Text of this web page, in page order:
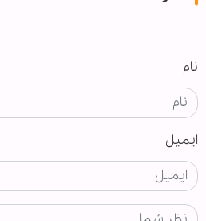
نام
ایمیل